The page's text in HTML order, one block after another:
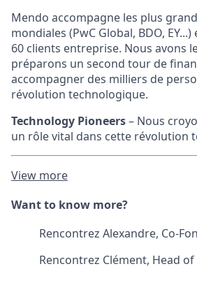
Mendo accompagne les plus
mondiales (PwC Global, BDO,
60 clients entreprise. Nous avons
préparons un second tour de
accompagner des milliers de
révolution technologique.
Technology Pioneers– Nous
un rôle vital dans cette révolution
View more
Want to know more?
Rencontrez Alexandre, Co-
Rencontrez Clément, Head of